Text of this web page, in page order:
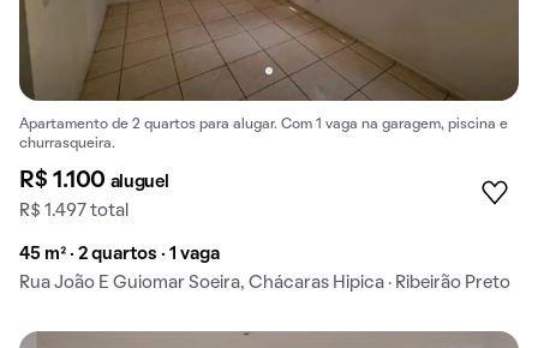
Apartamento de 2 quartos para alugar. Com 1 vaga na garagem, piscina e
churrasqueira.
R$ 1.100 aluguel
R$ 1.497 total
45 m² · 2 quartos · 1 vaga
Rua João E Guiomar Soeira, Chácaras Hipica · Ribeirão Preto